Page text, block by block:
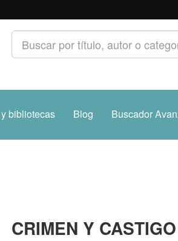
bibliotecas Blog Buscador
CRIMEN Y CASTIGO